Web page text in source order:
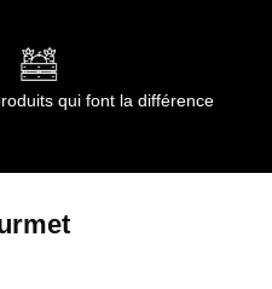
qui font la différence